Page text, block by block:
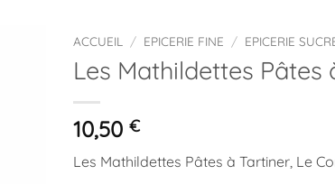
ACCUEIL / EPICERIE FINE / EPICERIE
Les Mathildettes Pâtes
10,50 €
Les Mathildettes Pâtes à Tartiner, Le